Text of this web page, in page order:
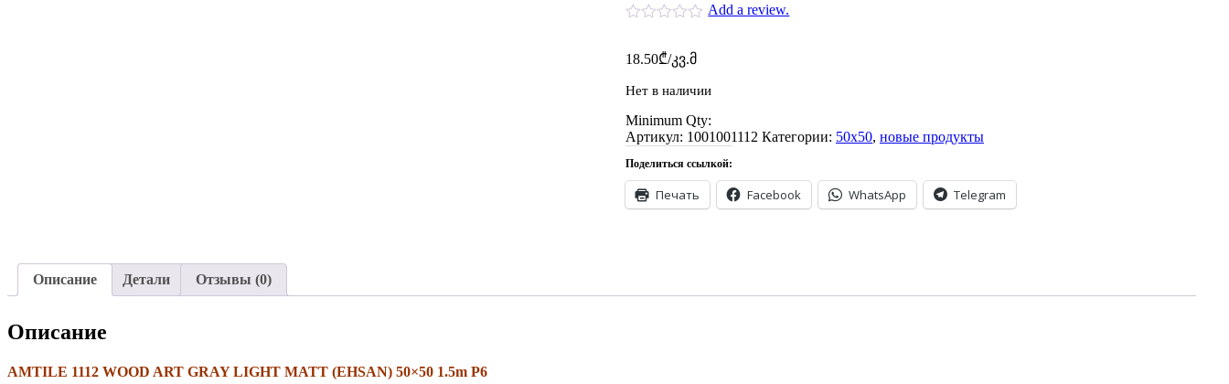
Add a review.
18.50₾/კვ.მ
Нет в наличии
Minimum Qty:
Артикул: 1001001112 Категории: 50x50, новые продукты
Поделиться ссылкой:
Печать Facebook WhatsApp Telegram
Описание Детали Отзывы (0)
Описание
AMTILE 1112 WOOD ART GRAY LIGHT MATT (EHSAN) 50×50 1.5m P6